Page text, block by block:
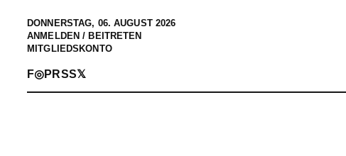
DONNERSTAG, 06. AUGUST 2026
ANMELDEN / BEITRETEN
MITGLIEDSKONTO
F◎PRSS𝕏